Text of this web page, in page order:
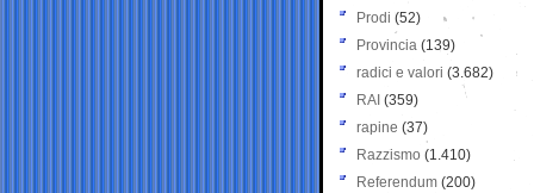
Prodi (52)
Provincia (139)
radici e valori (3.682)
RAI (359)
rapine (37)
Razzismo (1.410)
Referendum (200)